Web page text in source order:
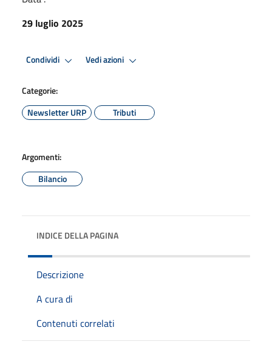
29 luglio 2025
Condividi Vedi azioni
Categorie:
Newsletter URP
Tributi
Argomenti:
Bilancio
INDICE DELLA PAGINA
Descrizione
A cura di
Contenuti correlati